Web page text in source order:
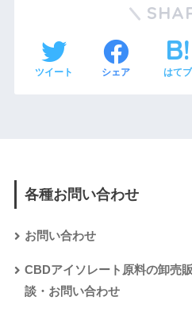
ツイート シェア はてブ
各種お問い合わせ
お問い合わせ
CBDアイソレート原料の卸売
談・お問い合わせ